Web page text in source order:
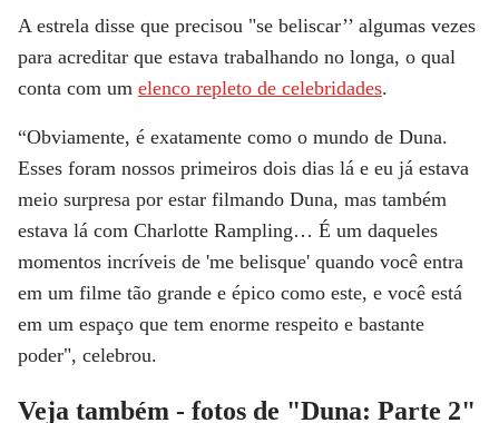
A estrela disse que precisou "se beliscar’’ algumas vezes
para acreditar que estava trabalhando no longa, o qual
conta com um elenco repleto de celebridades.
“Obviamente, é exatamente como o mundo de Duna.
Esses foram nossos primeiros dois dias lá e eu já estava
meio surpresa por estar filmando Duna, mas também
estava lá com Charlotte Rampling… É um daqueles
momentos incríveis de 'me belisque' quando você entra
em um filme tão grande e épico como este, e você está
em um espaço que tem enorme respeito e bastante
poder", celebrou.
Veja também - fotos de "Duna: Parte 2"